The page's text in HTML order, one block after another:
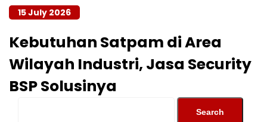
15 July 2026
Kebutuhan Satpam di Area
Wilayah Industri, Jasa Security
BSP Solusinya